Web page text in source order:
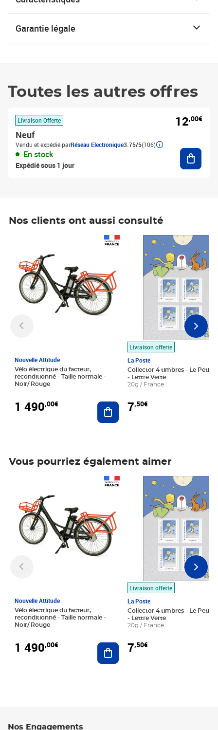
Garantie légale
Toutes les autres offres
Livraison Offerte
Neuf
Vendu et expédié parRéseau Electronique3.75/5(106)
En stock
Expédié sous 1 jour
12,00€
Nos clients ont aussi consulté
Nouvelle Attitude
Vélo électrique du facteur,
reconditionné - Taille normale -
Noir/ Rouge
1 490,00€ Ajouter au panier
Livraison offerte
La Poste
Collector 4 timbres - Le Petit
- Lettre Verte
20g / France
7,50€
Prix 7,50€
Vous pourriez également aimer
Nouvelle Attitude
Vélo électrique du facteur,
reconditionné - Taille normale -
Noir/ Rouge
1 490,00€ Ajouter au panier
Livraison offerte
La Poste
Collector 4 timbres - Le Petit
- Lettre Verte
20g / France
7,50€
Prix 7,50€
Nos Engagements